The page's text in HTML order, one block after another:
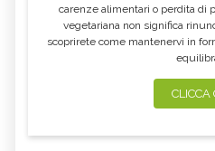
carenze alimentari o perdita di
vegetariana non significa
scoprirete come mantenervi in
CLICCA